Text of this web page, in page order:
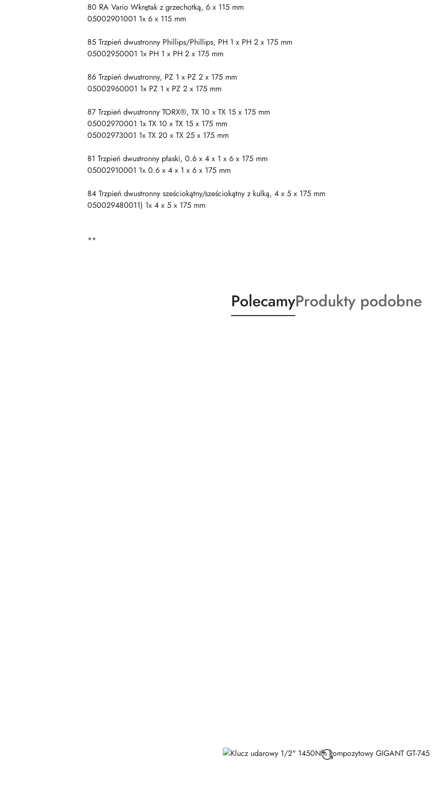
80 RA Vario Wkrętak z grzechotką, 6 x 115 mm
05002901001 1x 6 x 115 mm
85 Trzpień dwustronny Phillips/Phillips, PH 1 x PH 2 x 175 mm
05002950001 1x PH 1 x PH 2 x 175 mm
86 Trzpień dwustronny, PZ 1 x PZ 2 x 175 mm
05002960001 1x PZ 1 x PZ 2 x 175 mm
87 Trzpień dwustronny TORX®, TX 10 x TX 15 x 175 mm
05002970001 1x TX 10 x TX 15 x 175 mm
05002973001 1x TX 20 x TX 25 x 175 mm
81 Trzpień dwustronny płaski, 0.6 x 4 x 1 x 6 x 175 mm
05002910001 1x 0.6 x 4 x 1 x 6 x 175 mm
84 Trzpień dwustronny sześciokątny/sześciokątny z kulką, 4 x 5 x 175 mm
050029480011) 1x 4 x 5 x 175 mm
**
Produkty
o
PolecamyProdukty
o
Produkty podobne